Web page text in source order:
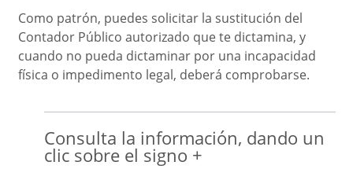
Como patrón, puedes solicitar la sustitución del
Contador Público autorizado que te dictamina, y
cuando no pueda dictaminar por una incapacidad
física o impedimento legal, deberá comprobarse.
Consulta la información, dando un
clic sobre el signo +